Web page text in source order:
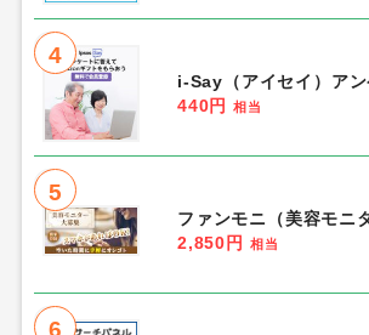
4
i-Say（アイセイ）アン
440円
相当
5
ファンモニ（美容モニ
2,850円
相当
6